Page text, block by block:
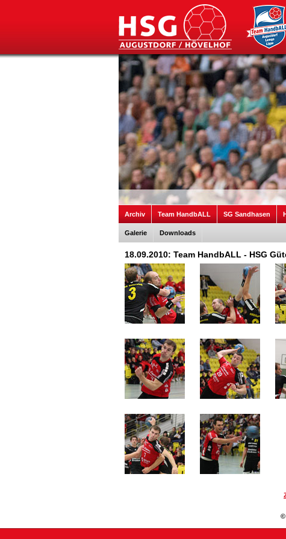
Archiv Team HandbALL SG Sandhasen
Galerie Downloads
18.09.2010: Team HandbALL - HSG
©